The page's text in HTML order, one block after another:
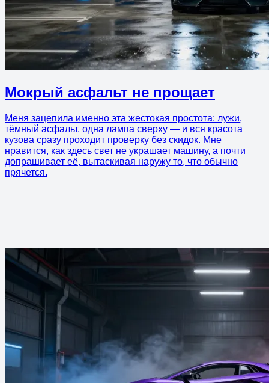
Мокрый асфальт не прощает
Меня зацепила именно эта жестокая простота: лужи,
тёмный асфальт, одна лампа сверху — и вся красота
кузова сразу проходит проверку без скидок. Мне
нравится, как здесь свет не украшает машину, а почти
допрашивает её, вытаскивая наружу то, что обычно
прячется.